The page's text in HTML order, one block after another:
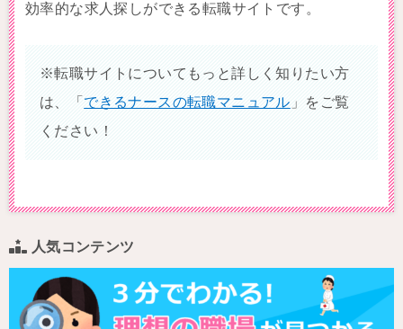
効率的な求人探しができる転職サイトです。
※転職サイトについてもっと詳しく知りたい方
は、「できるナースの転職マニュアル 」をご覧
ください！
人気コンテンツ